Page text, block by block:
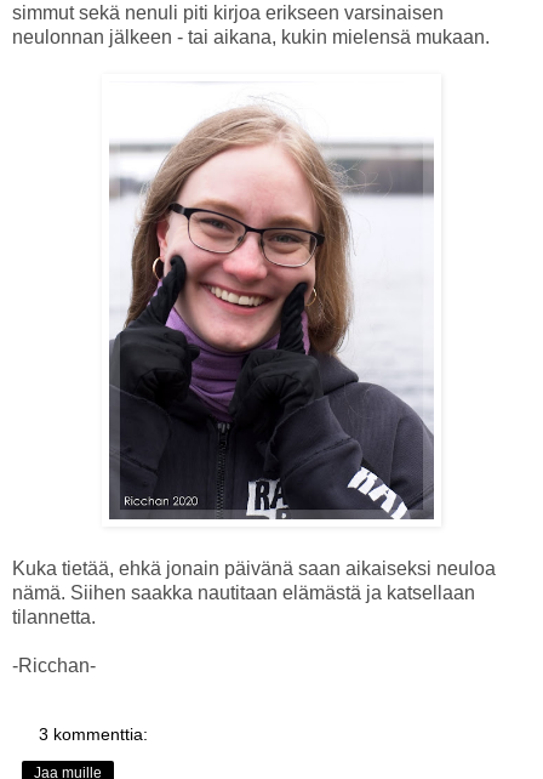
simmut sekä nenuli piti kirjoa erikseen varsinaisen
neulonnan jälkeen - tai aikana, kukin mielensä mukaan.
Kuka tietää, ehkä jonain päivänä saan aikaiseksi neuloa
nämä. Siihen saakka nautitaan elämästä ja katsellaan
tilannetta.
-Ricchan-
3 kommenttia:
Jaa muille